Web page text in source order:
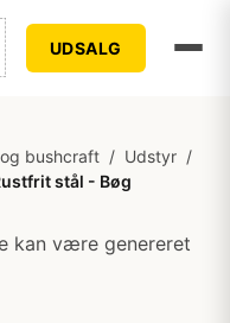
UDSALG
bushcraft / Udstyr /
stål - Bøg
kan være genereret